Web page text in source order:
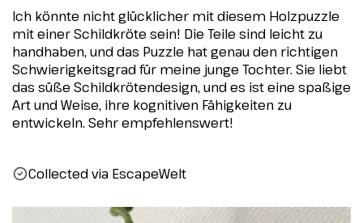
Ich könnte nicht glücklicher mit diesem Holzpuzzle
mit einer Schildkröte sein! Die Teile sind leicht zu
handhaben, und das Puzzle hat genau den richtigen
Schwierigkeitsgrad für meine junge Tochter. Sie liebt
das süße Schildkrötendesign, und es ist eine spaßige
Art und Weise, ihre kognitiven Fähigkeiten zu
entwickeln. Sehr empfehlenswert!
Collected via EscapeWelt